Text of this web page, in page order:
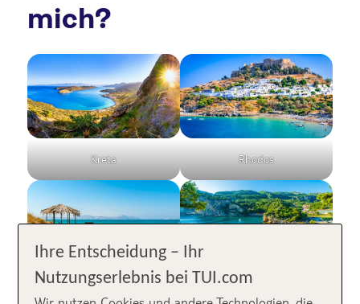
mich?
Kreta Rhodos
Kos Korfu
Ihre Entscheidung – Ihr
Nutzungserlebnis bei TUI.com